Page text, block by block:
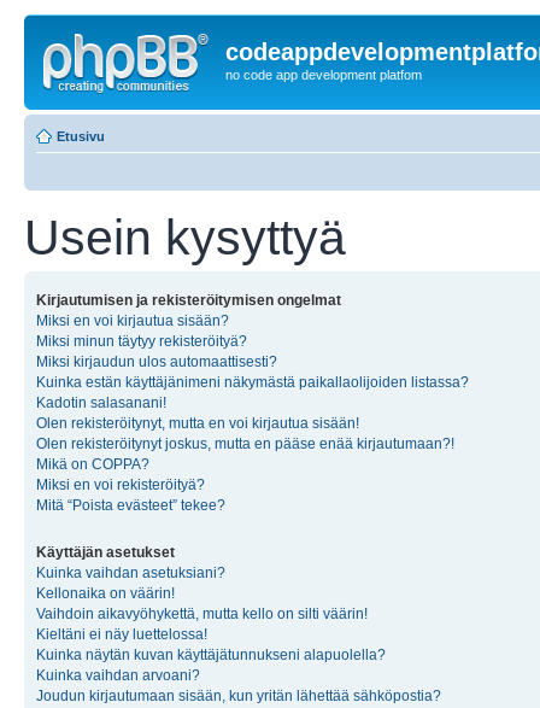
no code app development platfom
Etusivu
Usein kysyttyä
Kirjautumisen ja rekisteröitymisen ongelmat
Miksi en voi kirjautua sisään?
Miksi minun täytyy rekisteröityä?
Miksi kirjaudun ulos automaattisesti?
Kuinka estän käyttäjänimeni näkymästä paikallaolijoiden listassa?
Kadotin salasanani!
Olen rekisteröitynyt, mutta en voi kirjautua sisään!
Olen rekisteröitynyt joskus, mutta en pääse enää kirjautumaan?!
Mikä on COPPA?
Miksi en voi rekisteröityä?
Mitä “Poista evästeet” tekee?
Käyttäjän asetukset
Kuinka vaihdan asetuksiani?
Kellonaika on väärin!
Vaihdoin aikavyöhykettä, mutta kello on silti väärin!
Kieltäni ei näy luettelossa!
Kuinka näytän kuvan käyttäjätunnukseni alapuolella?
Kuinka vaihdan arvoani?
Joudun kirjautumaan sisään, kun yritän lähettää sähköpostia?